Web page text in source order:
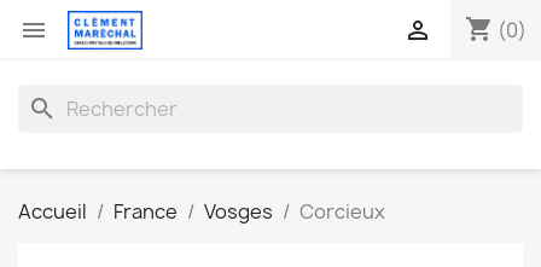
 shopping_cart (0)

search
Accueil France Vosges Corcieux